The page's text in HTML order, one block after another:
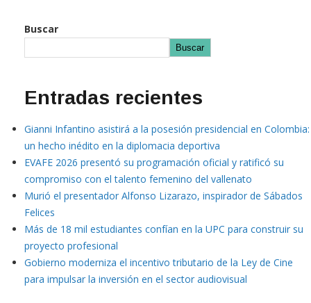
Buscar
Buscar
Entradas recientes
Gianni Infantino asistirá a la posesión presidencial en Colombia:
un hecho inédito en la diplomacia deportiva
EVAFE 2026 presentó su programación oficial y ratificó su
compromiso con el talento femenino del vallenato
Murió el presentador Alfonso Lizarazo, inspirador de Sábados
Felices
Más de 18 mil estudiantes confían en la UPC para construir su
proyecto profesional
Gobierno moderniza el incentivo tributario de la Ley de Cine
para impulsar la inversión en el sector audiovisual